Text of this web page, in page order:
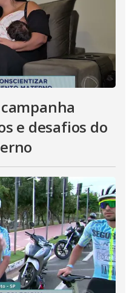
e desafios do